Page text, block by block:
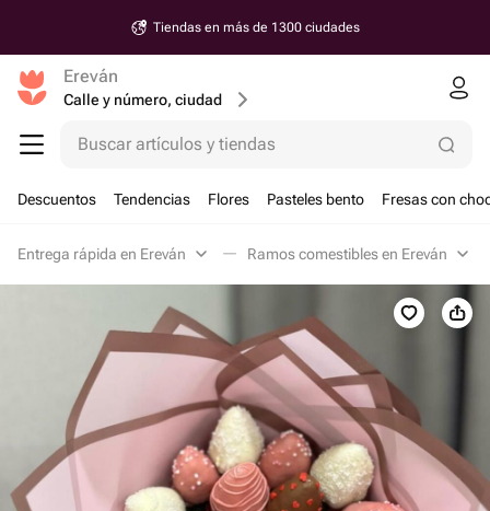
Tiendas en más de 1300 ciudades
Ereván
Calle y número, ciudad
Buscar artículos y tiendas
Descuentos Tendencias Flores Pasteles bento Fresas con
Entrega rápida en Ereván Ramos comestibles en Ereván